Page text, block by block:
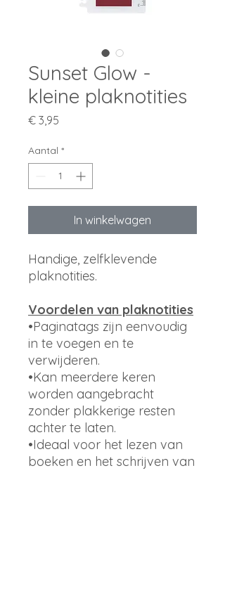
Sunset Glow -
kleine plaknotities
€ 3,95
Aantal *
In winkelwagen
Handige, zelfklevende
plaknotities.
Voordelen van plaknotities
•Paginatags zijn eenvoudig
in te voegen en te
verwijderen.
•Kan meerdere keren
worden aangebracht
zonder plakkerige resten
achter te laten.
•Ideaal voor het lezen van
boeken en het schrijven van